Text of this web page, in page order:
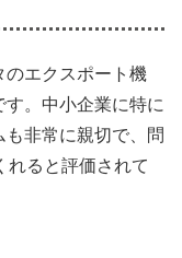
のエクスポート機
。中小企業に特に
非常に親切で、問
れると評価されて